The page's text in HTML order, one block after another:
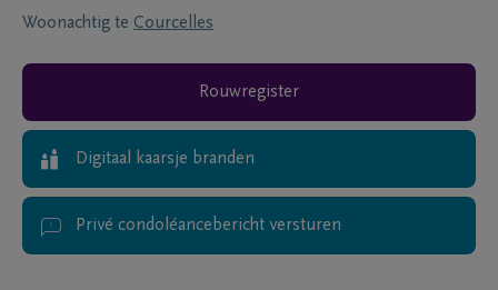
Woonachtig te Courcelles
Rouwregister
Digitaal kaarsje branden
Privé condoléancebericht versturen